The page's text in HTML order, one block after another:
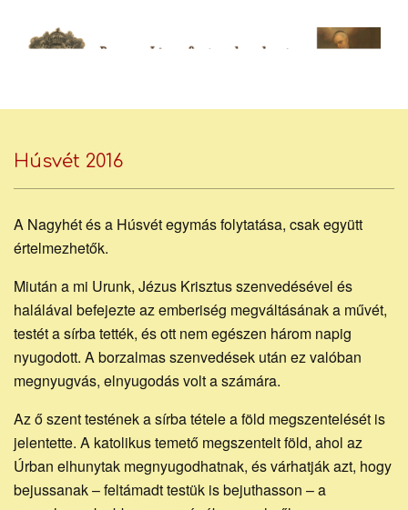
Bocsa
József
piarista
atya
honlapja
MenuHúsvét 2016
A Nagyhét és a Húsvét egymás folytatása, csak együtt
értelmezhetők.
Miután a mi Urunk, Jézus Krisztus szenvedésével és
halálával befejezte az emberiség megváltásának a művét,
testét a sírba tették, és ott nem egészen három napig
nyugodott. A borzalmas szenvedések után ez valóban
megnyugvás, elnyugodás volt a számára.
Az ő szent testének a sírba tétele a föld megszentelését is
jelentette. A katolikus temető megszentelt föld, ahol az
Úrban elhunytak megnyugodhatnak, és várhatják azt, hogy
bejussanak – feltámadt testük is bejuthasson – a